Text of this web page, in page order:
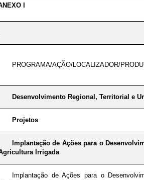
I
PROGRAMA/AÇÃO/LOCALIZADOR/
Desenvolvimento Regional, Territorial e
Projetos
Implantação de Ações para o
Irrigada
Implantação de Ações para o